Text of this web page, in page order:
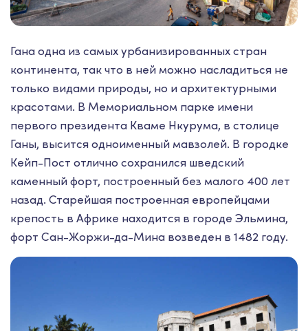
Гана одна из самых урбанизированных стран
континента, так что в ней можно насладиться не
только видами природы, но и архитектурными
красотами. В Мемориальном парке имени
первого президента Кваме Нкурума, в столице
Ганы, высится одноименный мавзолей. В городке
Кейп-Пост отлично сохранился шведский
каменный форт, построенный без малого 400 лет
назад. Старейшая построенная европейцами
крепость в Африке находится в городе Эльмина,
форт Сан-Жоржи-да-Мина возведен в 1482 году.